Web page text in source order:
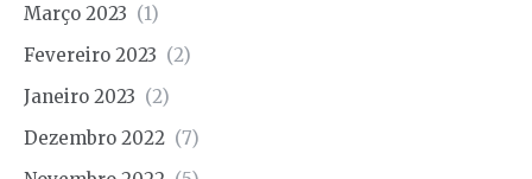
Março 2023 (1)
Fevereiro 2023 (2)
Janeiro 2023 (2)
Dezembro 2022 (7)